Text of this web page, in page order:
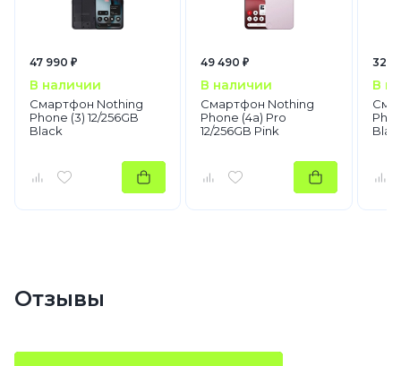
47 990 ₽
В наличии
Смартфон Nothing
Phone (3) 12/256GB
Black
49 490 ₽
В наличии
Смартфон Nothing
Phone (4a) Pro
12/256GB Pink
32
В
Отзывы